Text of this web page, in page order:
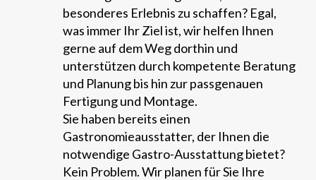
besonderes Erlebnis zu schaffen? Egal,
was immer Ihr Ziel ist, wir helfen Ihnen
gerne auf dem Weg dorthin und
unterstützen durch kompetente Beratung
und Planung bis hin zur passgenauen
Fertigung und Montage.
Sie haben bereits einen
Gastronomieausstatter, der Ihnen die
notwendige Gastro-Ausstattung bietet?
Kein Problem. Wir planen für Sie Ihre